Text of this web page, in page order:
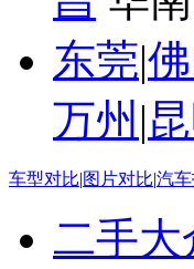
东莞|
万州 |
车型对比|图片对比|汽
二手大